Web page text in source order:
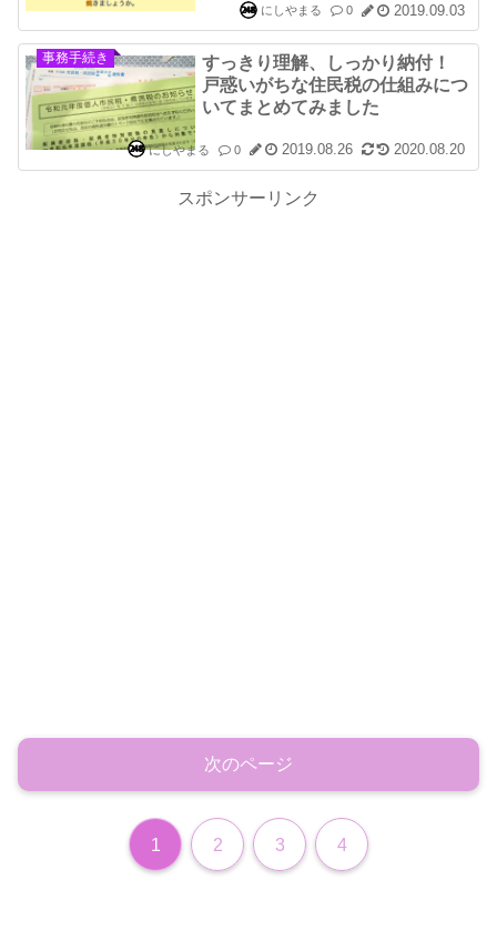
2019.09.03
にしやまる 0
事務手続き
すっきり理解、しっかり納付！
戸惑いがちな住民税の仕組みにつ
いてまとめてみました
2019.08.26 2020.08.20
にしやまる 0
スポンサーリンク
次のページ
1 2 3 4